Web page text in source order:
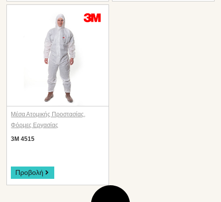
Μέσα Ατομικής Προστασίας,
Φόρμες Εργασίας
3M 4515
Προβολή